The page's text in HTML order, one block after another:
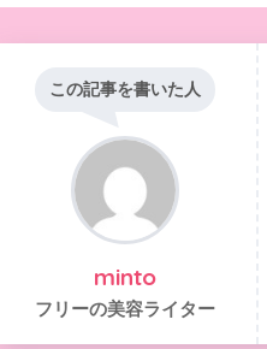
この記事を書いた人
minto
フリーの美容ライター